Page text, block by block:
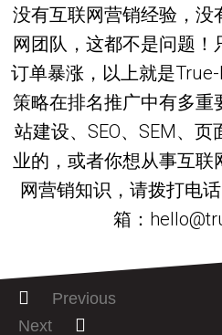
没有互联网营销经验，没
网团队，这都不是问题
订单暴涨，以上就是
策略在排名推广中有多重
站建设、SEO、SEM、
业的，或者你想从事互联
网营销知识，请拨打电
箱：
Previous
Next